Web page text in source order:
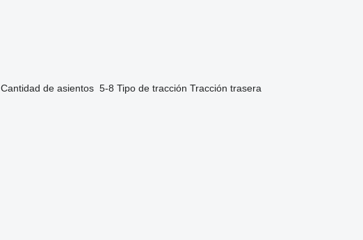
Cantidad de asientos 5-8 Tipo de tracción Tracción trasera